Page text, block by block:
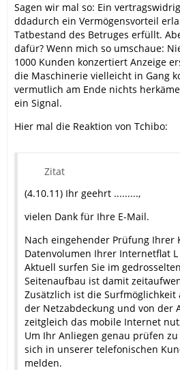
Sagen wir mal so: Ein
ddadurch ein Vermögensvorteil
Tatbestand des Betruges erfüllt.
dafür? Wenn mich so umschaue:
1000 Kunden konzertiert Anzeige
die Maschinerie vielleicht in Gang
vermutlich am Ende nichts
ein Signal.
Hier mal die Reaktion von Tchibo:
Zitat
(4.10.11) Ihr geehrt .........,
vielen Dank für Ihre E-Mail.
Nach eingehender Prüfung Ihrer
Datenvolumen Ihrer Internetflat
Aktuell surfen Sie im
Seitenaufbau ist damit
Zusätzlich ist die Surfmöglichkeit
der Netzabdeckung und von der
zeitgleich das mobile Internet
Um Ihr Anliegen genau prüfen
sich in unserer telefonischen
melden.